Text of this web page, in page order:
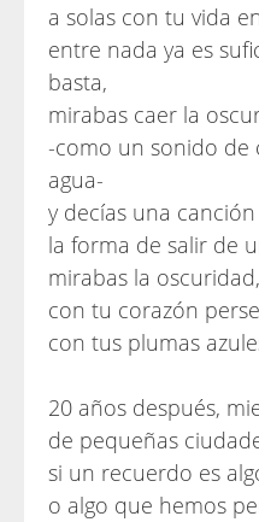
a solas con tu vida
entre nada ya es
basta,
mirabas caer la
-como un sonido de
agua-
y decías una
la forma de salir de
mirabas la oscuridad,
con tu corazón
con tus plumas
20 años después,
de pequeñas
si un recuerdo es
o algo que hemos